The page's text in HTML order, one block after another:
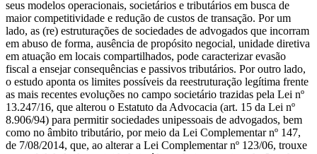
seus modelos operacionais, societários e tributários em busca de
maior competitividade e redução de custos de transação. Por um
lado, as (re) estruturações de sociedades de advogados que incorram
em abuso de forma, ausência de propósito negocial, unidade diretiva
em atuação em locais compartilhados, pode caracterizar evasão
fiscal a ensejar consequências e passivos tributários. Por outro lado,
o estudo aponta os limites possíveis da reestruturação legítima frente
as mais recentes evoluções no campo societário trazidas pela Lei nº
13.247/16, que alterou o Estatuto da Advocacia (art. 15 da Lei nº
8.906/94) para permitir sociedades unipessoais de advogados, bem
como no âmbito tributário, por meio da Lei Complementar nº 147,
de 7/08/2014, que, ao alterar a Lei Complementar nº 123/06, trouxe